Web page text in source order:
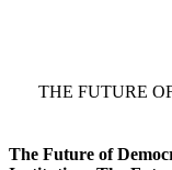
The Future of